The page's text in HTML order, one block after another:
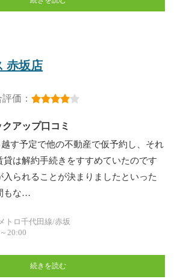
赤坂店
価：
クアップ口コミ
す予定で他の不動産で仮予約し、それ
貸は解約手続きをすすめていたのです
入られることが決まりましたといった
もな…
トロ千代田線/赤坂
20:00
続きを読む